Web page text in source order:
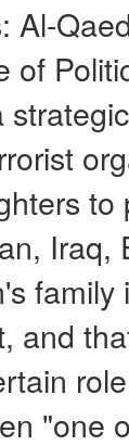
Al-
of
to
Iraq,
family
and
"one